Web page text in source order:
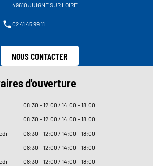
49610 JUIGNE SUR LOIRE
02 41 45 99 11
NOUS CONTACTER
d'ouverture
08:30 - 12:00 / 14:00 - 18:00
08:30 - 12:00 / 14:00 - 18:00
08:30 - 12:00 / 14:00 - 18:00
08:30 - 12:00 / 14:00 - 18:00
08:30 - 12:00 / 14:00 - 18:00